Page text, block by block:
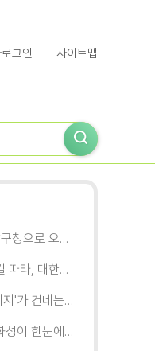
그인 사이트맵
혼인신고 맛집 팔달구청으로 오세요
"무궁화 피어나는 길 따라, 대한민국을 걷는다"
소설 '올리브 키터리지'가 건네는 삶과 연민의 철학
"걷지 않아도 수원화성이 한눈에"…무장애 관광버스 '수원행차' 타보니